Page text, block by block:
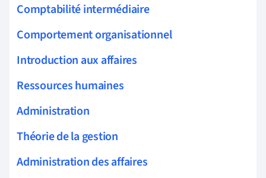
Comptabilité intermédiaire
Comportement organisationnel
Introduction aux affaires
Ressources humaines
Administration
Théorie de la gestion
Administration des affaires